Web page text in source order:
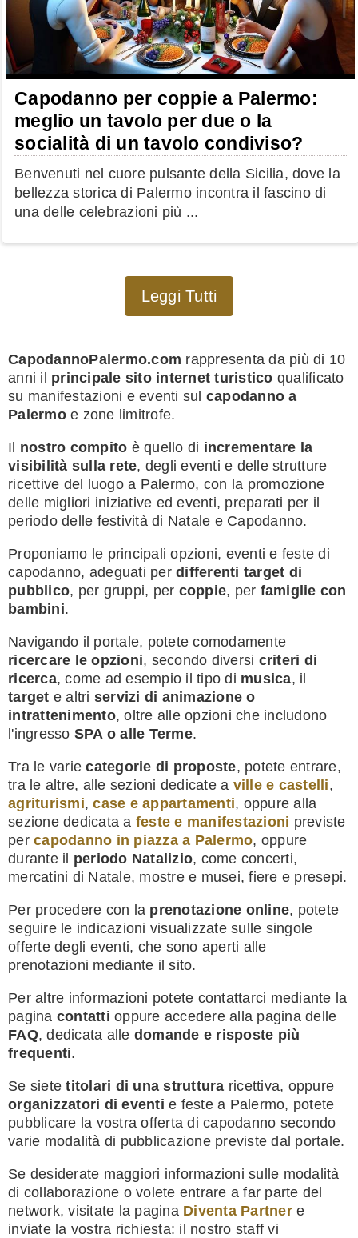
Capodanno per coppie a Palermo:
meglio un tavolo per due o la
socialità di un tavolo condiviso?
Benvenuti nel cuore pulsante della Sicilia, dove la
bellezza storica di Palermo incontra il fascino di
una delle celebrazioni più ...
Leggi Tutti
CapodannoPalermo.com rappresenta da più di 10
anni il principale sito internet turistico qualificato
su manifestazioni e eventi sul capodanno a
Palermoe zone limitrofe.
Il nostro compito è quello di incrementare la
visibilità sulla rete, degli eventi e delle strutture
ricettive del luogo a Palermo, con la promozione
delle migliori iniziative ed eventi, preparati per il
periodo delle festività di Natale e Capodanno.
Proponiamo le principali opzioni, eventi e feste di
capodanno, adeguati per differenti target di
pubblico, per gruppi, per coppie, per famiglie con
bambini.
Navigando il portale, potete comodamente
ricercare le opzioni, secondo diversi criteri di
ricerca, come ad esempio il tipo di musica, il
target e altri servizi di animazione o
intrattenimento, oltre alle opzioni che includono
l'ingresso SPA o alle Terme.
Tra le variecategorie di proposte, potete entrare,
tra le altre, alle sezioni dedicate a ville e castelli,
agriturismi,case e appartamenti, oppure alla
sezione dedicata a feste e manifestazioni previste
per capodanno in piazza a Palermo, oppure
durante il periodo Natalizio, come concerti,
mercatini di Natale, mostre e musei, fiere e presepi.
Per procedere con la prenotazione online, potete
seguire le indicazioni visualizzate sulle singole
offerte degli eventi, che sono aperti alle
prenotazioni mediante il sito.
Per altre informazioni potete contattarci mediante la
pagina contatti oppure accedere alla pagina delle
FAQ, dedicata alle domande e risposte più
frequenti.
Se sietetitolari di una struttura ricettiva, oppure
organizzatori di eventi e feste a Palermo, potete
pubblicare la vostra offerta di capodanno secondo
varie modalità di pubblicazione previste dal portale.
Se desiderate maggiori informazioni sulle modalità
di collaborazione o volete entrare a far parte del
network, visitate la pagina Diventa Partnere
inviate la vostra richiesta: il nostro staff vi